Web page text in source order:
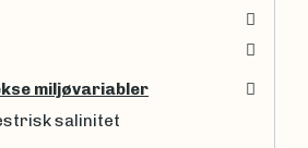
miljøvariabler
salinitet